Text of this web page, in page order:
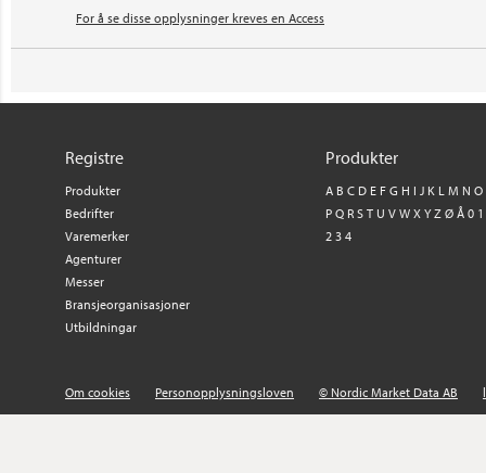
For å se disse opplysninger kreves en Access
Registre
Produkter
Bedrifter
Varemerker
Agenturer
Messer
Bransjeorganisasjoner
Utbildningar
Produkter
A B C D E F G H I J K L M N O
P Q R S T U V W X Y Z Ø Å 0 1
2 3 4
Om cookies Personopplysningsloven © Nordic Market Data AB